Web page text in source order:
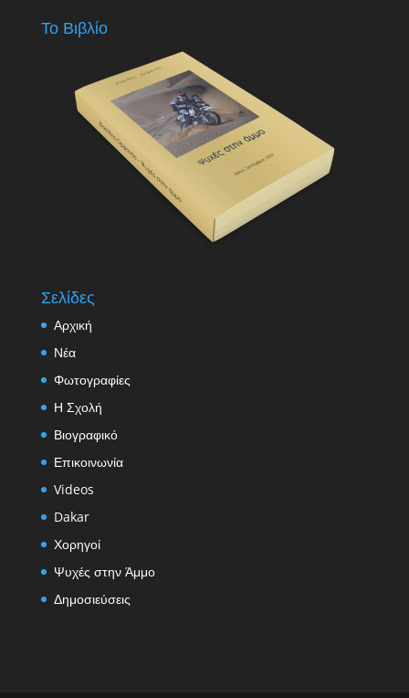
Το Βιβλίο
Σελίδες
Αρχική
Νέα
Φωτογραφίες
Η Σχολή
Βιογραφικό
Επικοινωνία
Videos
Dakar
Χορηγοί
Ψυχές στην Άμμο
Δημοσιεύσεις